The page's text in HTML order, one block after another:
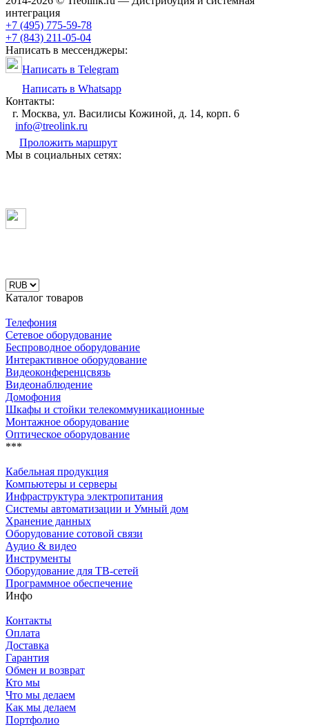
интеграция
+7 (495) 775-59-78
+7 (843) 211-05-04
Написать в мессенджеры:
Написать в Telegram
Написать в Whatsapp
Контакты:
г. Москва, ул. Василисы Кожиной, д. 14, корп. 6
info@treolink.ru
Проложить маршрут
Мы в социальных сетях:
Каталог товаров
Телефония
Сетевое оборудование
Беспроводное оборудование
Интерактивное оборудование
Видеоконференцсвязь
Видеонаблюдение
Домофония
Шкафы и стойки телекоммуникационные
Монтажное оборудование
Оптическое оборудование
***
Кабельная продукция
Компьютеры и серверы
Инфраструктура электропитания
Системы автоматизации и Умный дом
Хранение данных
Оборудование сотовой связи
Аудио & видео
Инструменты
Оборудование для ТВ-сетей
Программное обеспечение
Инфо
Контакты
Оплата
Доставка
Гарантия
Обмен и возврат
Кто мы
Что мы делаем
Как мы делаем
Портфолио